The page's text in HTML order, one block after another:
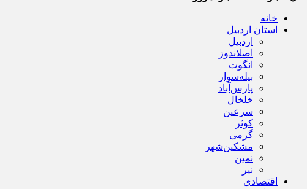
خانه
استان اردبیل
اردبیل
اصلاندوز
انگوت
بیله‌سوار
پارس‌آباد
خلخال
سرعین
کوثر
گرمی
مشکین‌شهر
نمین
نیر
اقتصادی